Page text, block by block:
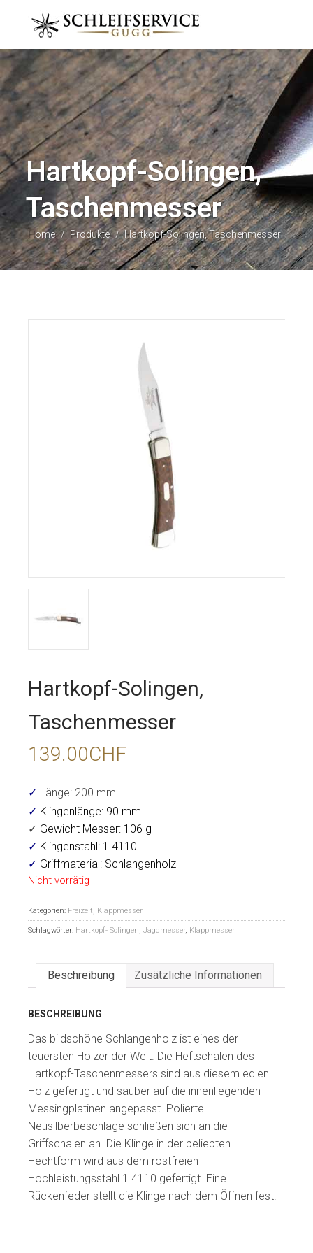
Hartkopf-Solingen,
Taschenmesser
Home / Produkte / Hartkopf-Solingen, Taschenmesser
Hartkopf-Solingen,
Taschenmesser
139.00CHF
✓ Länge: 200 mm
✓ Klingenlänge: 90 mm
✓ Gewicht Messer: 106 g
✓ Klingenstahl: 1.4110
✓ Griffmaterial: Schlangenholz
Nicht vorrätig
Kategorien: Freizeit, Klappmesser
Schlagwörter: Hartkopf- Solingen, Jagdmesser, Klappmesser
Beschreibung Zusätzliche Informationen
BESCHREIBUNG
Das bildschöne Schlangenholz ist eines der
teuersten Hölzer der Welt. Die Heftschalen des
Hartkopf-Taschenmessers sind aus diesem edlen
Holz gefertigt und sauber auf die innenliegenden
Messingplatinen angepasst. Polierte
Neusilberbeschläge schließen sich an die
Griffschalen an. Die Klinge in der beliebten
Hechtform wird aus dem rostfreien
Hochleistungsstahl 1.4110 gefertigt. Eine
Rückenfeder stellt die Klinge nach dem Öffnen fest.